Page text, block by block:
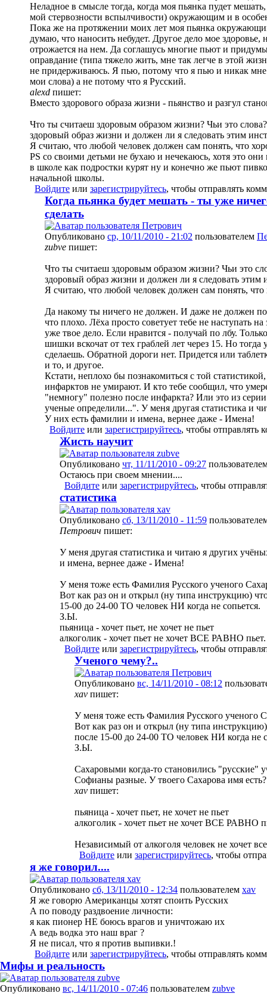
Неладное в смысле тогда, когда моя пьянка пудет
мой стервозности вспылчивости) окружающим и в
Пока же на протяжении моих лет моя пьянка
думаю, что наносить небудет. Другое дело мое здоровье,
отрожается на нем. Да соглашусь многие пьют и
оправдание (типа тяжело жить, мне так легче в этой
не придерживаюсь. Я пью, потому что я пью и никак мне
мои слова) а не потому что я Русский.
alexd пишет:
Вместо здорового образа жизни - пьянство и разгул
Что ты считаеш здоровым образом жизни? Чьи это
здоровый образ жизни и должен ли я следовать этим
Я считаю, что любой человек должен сам понять, что
PS со своими детьми не бухаю и нечекаюсь, хотя это они
в школе как подростки курят ну и конечно же пьют
начальной школы.
Войдите или зарегистрируйтесь, чтобы отправлять
Когда пьянка будет мешать - ты уже
сделать
Опубликовано ср, 10/11/2010 - 21:02 пользователем
zubve пишет:
Что ты считаеш здоровым образом жизни? Чьи это
здоровый образ жизни и должен ли я следовать этим
Я считаю, что любой человек должен сам понять, что
Да накому ты ничего не должен. И даже не должен
что плохо. Лёха просто советует тебе не наступать
уже твое дело. Если нравится - получай по лбу.
шишки вскочат от тех граблей лет через 15. Но тогда
сделаешь. Обратной дороги нет. Придется или
и то, и другое.
Кстати, неплохо бы познакомиться с той
инфарктов не умирают. И кто тебе сообщил, что
"немногу" полезно после инфаркта? Или это из
ученые определили...". У меня другая статистика и
У них есть фамилии и имена, вернее даже - Имена!
Войдите или зарегистрируйтесь, чтобы отправлять
Жисть научит
Опубликовано чт, 11/11/2010 - 09:27
Остаюсь при своем мнении....
Войдите или зарегистрируйтесь, чтобы
статистика
Опубликовано сб, 13/11/2010 - 11:59
Петрович пишет:
У меня другая статистика и читаю я других
и имена, вернее даже - Имена!
У меня тоже есть Фамилия Русского ученого
Вот как раз он и открыл (ну типа инструкцию)
15-00 до 24-00 ТО человек НИ когда не сопьется.
З.Ы.
пьяница - хочет пьет, не хочет не пьет
алкоголик - хочет пьет не хочет ВСЕ РАВНО пьет.
Войдите или зарегистрируйтесь, чтобы
Ученого чему?..
Опубликовано вс, 14/11/2010 - 08:12
xav пишет:
У меня тоже есть Фамилия Русского ученого
Вот как раз он и открыл (ну типа
после 15-00 до 24-00 ТО человек НИ когда не
З.Ы.
Сахаровыми когда-то становились "русские"
Софианы разные. У твоего Сахарова имя есть?
xav пишет:
пьяница - хочет пьет, не хочет не пьет
алкоголик - хочет пьет не хочет ВСЕ РАВНО
Независимый от алкоголя человек не хочет
Войдите или зарегистрируйтесь, чтобы
я же говорил....
Опубликовано сб, 13/11/2010 - 12:34 пользователем xav
Я же говорю Американцы хотят споить Русских
А по поводу раздвоение личности:
я как пионер НЕ боюсь врагов и уничтожаю их
А ведь водка это наш враг ?
Я не писал, что я против выпивки.!
Войдите или зарегистрируйтесь, чтобы отправлять
Мифы и реальность
Опубликовано вс, 14/11/2010 - 07:46 пользователем zubve